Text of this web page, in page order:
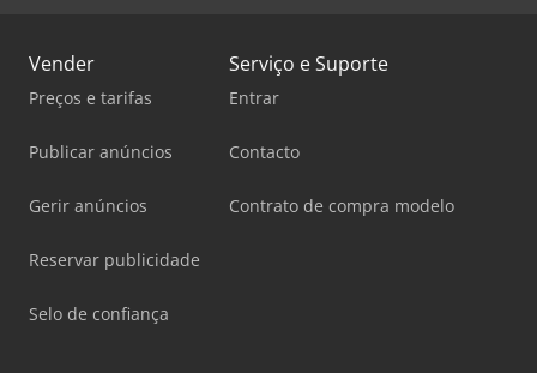
Vender
Preços e tarifas
Publicar anúncios
Gerir anúncios
Reservar publicidade
Selo de confiança
Serviço e Suporte
Entrar
Contacto
Contrato de compra modelo